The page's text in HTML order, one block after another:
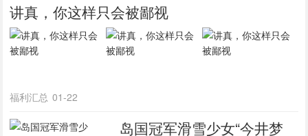
讲真，你这样只会被鄙视
福利汇总 01-22
岛国冠军滑雪少女“今井梦